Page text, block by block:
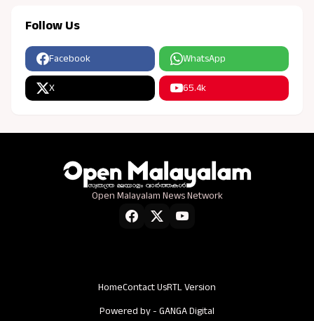
Follow Us
Facebook WhatsApp
X 65.4k
Open Malayalam News Network
Powered by - GANGA Digital
HomeContact UsRTL Version